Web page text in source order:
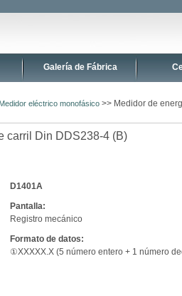
Galería de Fábrica
Medidor eléctrico monofásico >> Medidor de
carril Din DDS238-4 (B)
D1401A
Pantalla:
Registro mecánico
Formato de datos:
①XXXXX.X (5 número entero + 1 número